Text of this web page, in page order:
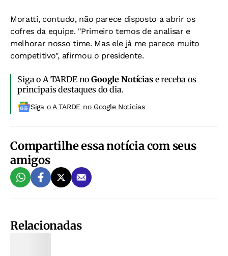
Moratti, contudo, não parece disposto a abrir os
cofres da equipe. "Primeiro temos de analisar e
melhorar nosso time. Mas ele já me parece muito
competitivo", afirmou o presidente.
Siga o A TARDE noGoogle Notíciase receba os
principais destaques do dia.
Siga o A TARDE no Google Noticias
Compartilhe essa notícia com seus
amigos
Relacionadas